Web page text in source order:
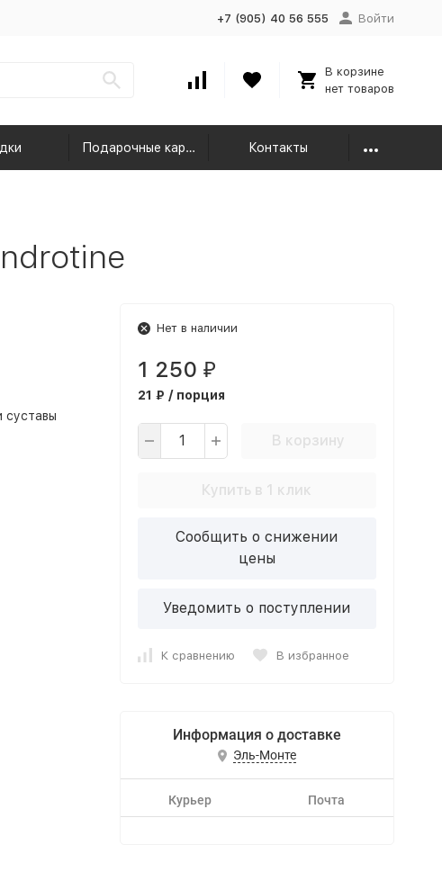
+7 (905) 40 56 555 Войти
В корзине
нет товаров
Подарочные карты Контакты
суставы
Нет в наличии
1 250 ₽
21 ₽ / порция
В корзину
Купить в 1 клик
Сообщить о снижении
цены
Уведомить о поступлении
К сравнению В избранное
Информация о доставке
Эль-Монте
Курьер Почта